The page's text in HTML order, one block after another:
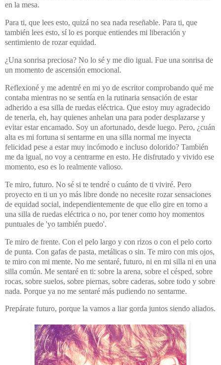
en la mesa.
Para ti, que lees esto, quizá no sea nada reseñable. Para ti, que
también lees esto, sí lo es porque entiendes mi liberación y
sentimiento de rozar equidad.
¿Una sonrisa preciosa? No lo sé y me dio igual. Fue una sonrisa de
un momento de ascensión emocional.
Reflexioné y me adentré en mi yo de escritor comprobando qué me
contaba mientras no se sentía en la rutinaria sensación de estar
adherido a esa silla de ruedas eléctrica. Que estoy muy agradecido
de tenerla, eh, hay quienes anhelan una para poder desplazarse y
evitar estar encamado. Soy un afortunado, desde luego. Pero, ¿cuán
alta es mi fortuna si sentarme en una silla normal me inyecta
felicidad pese a estar muy incómodo e incluso dolorido? También
me da igual, no voy a centrarme en esto. He disfrutado y vivido ese
momento, eso es lo realmente valioso.
Te miro, futuro. No sé si te tendré o cuánto de ti viviré. Pero
proyecto en ti un yo más libre donde no necesite rozar sensaciones
de equidad social, independientemente de que ello gire en torno a
una silla de ruedas eléctrica o no, por tener como hoy momentos
puntuales de 'yo también puedo'.
Te miro de frente. Con el pelo largo y con rizos o con el pelo corto
de punta. Con gafas de pasta, metálicas o sin. Te miro con mis ojos,
te miro con mi mente. No me sentaré, futuro, ni en mi silla ni en una
silla común. Me sentaré en ti: sobre la arena, sobre el césped, sobre
rocas, sobre suelos, sobre piernas, sobre caderas, sobre todo y sobre
nada. Porque ya no me sentaré más pudiendo no sentarme.
Prepárate futuro, porque la vamos a liar gorda juntos siendo aliados.